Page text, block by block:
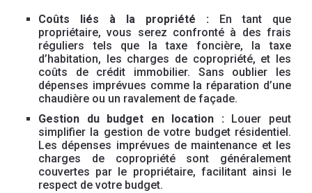
Coûts liés à la propriété : En tant que
propriétaire, vous serez confronté à des frais
réguliers tels que la taxe foncière, la taxe
d’habitation, les charges de copropriété, et les
coûts de crédit immobilier. Sans oublier les
dépenses imprévues comme la réparation d’une
chaudière ou un ravalement de façade.
Gestion du budget en location :Louer peut
simplifier la gestion de votre budget résidentiel.
Les dépenses imprévues de maintenance et les
charges de copropriété sont généralement
couvertes par le propriétaire, facilitant ainsi le
respect de votre budget.